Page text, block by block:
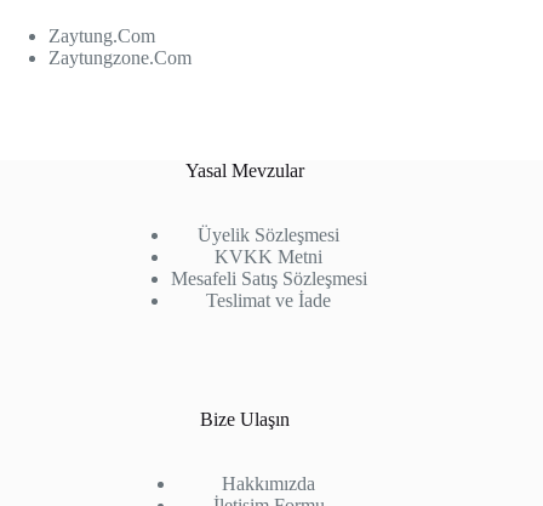
Zaytung.Com
Zaytungzone.Com
Yasal Mevzular
Üyelik Sözleşmesi
KVKK Metni
Mesafeli Satış Sözleşmesi
Teslimat ve İade
Bize Ulaşın
Hakkımızda